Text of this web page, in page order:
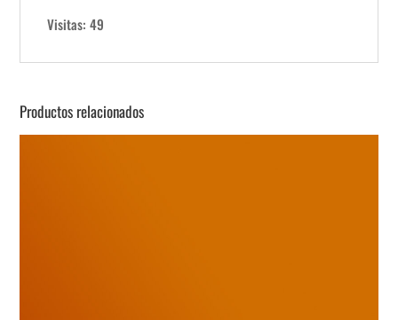
Visitas: 49
Productos relacionados